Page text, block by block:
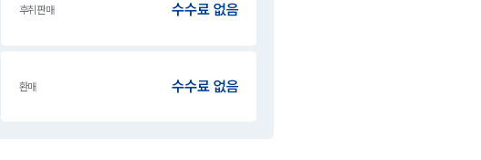
후취판매 수수료 없음
환매 수수료 없음